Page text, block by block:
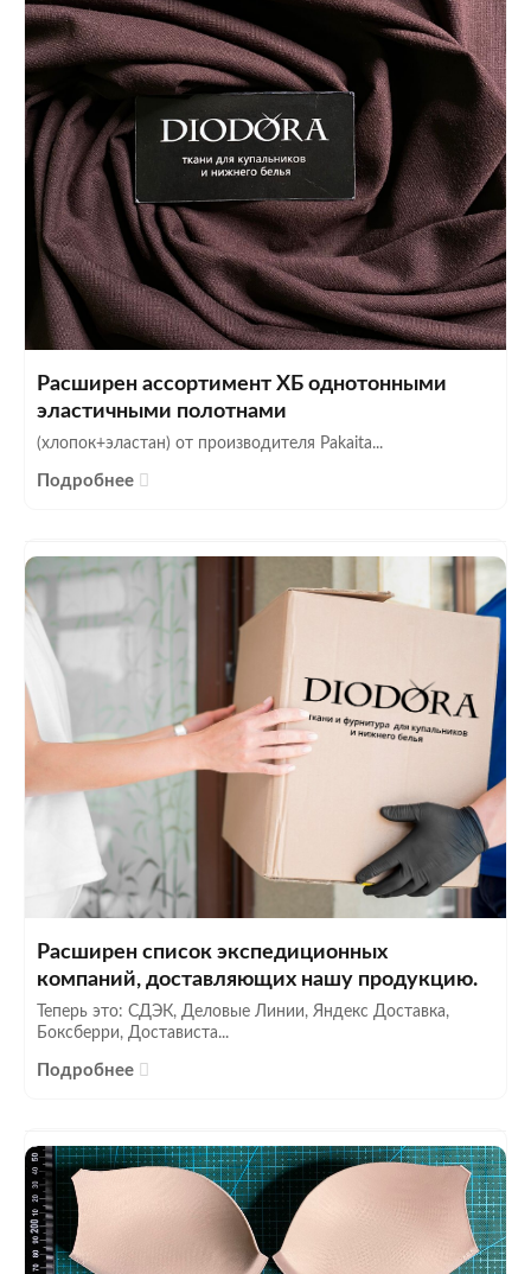
Расширен ассортимент ХБ однотонными
эластичными полотнами
(хлопок+эластан) от производителя Pakaita...
Подробнее
Расширен список экспедиционных
компаний, доставляющих нашу продукцию.
Теперь это: СДЭК, Деловые Линии, Яндекс Доставка,
Боксберри, Достависта...
Подробнее